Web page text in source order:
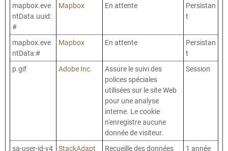
mapbox.eve
ntData.uuid:
#
Mapbox En attente
Persistan
t
mapbox.eve
ntData:#
Mapbox En attente
Persistan
t
p.gif
Adobe Inc.
Assure le suivi des
polices spéciales
utilisées sur le site Web
pour une analyse
interne. Le cookie
n'enregistre aucune
donnée de visiteur.
Session
sa-user-id-v4 StackAdapt Recueille des données 1 année